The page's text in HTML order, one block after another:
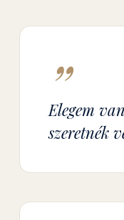
”
Elegem
szeretnék